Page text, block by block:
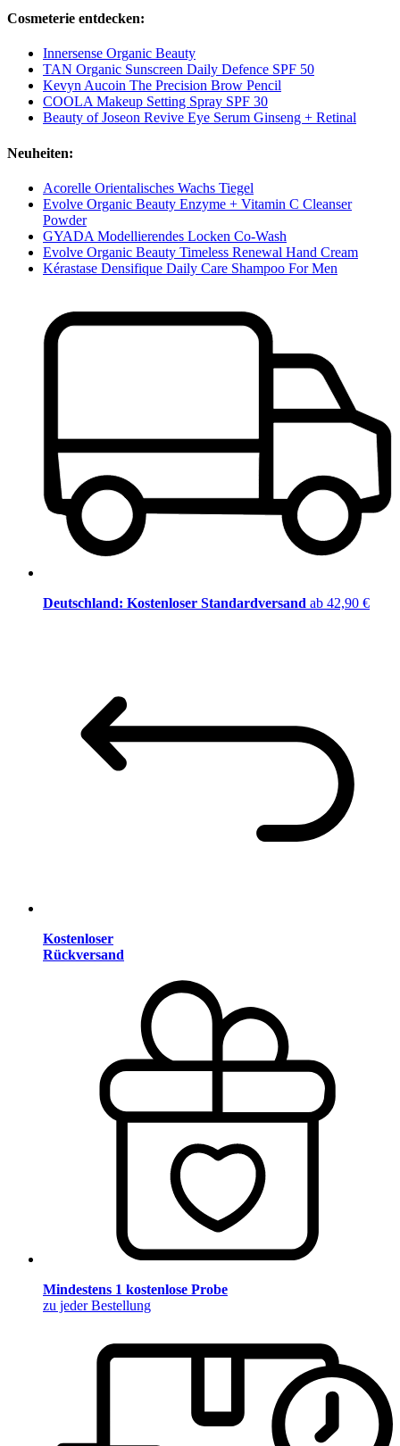
Cosmeterie entdecken:
Innersense Organic Beauty
TAN Organic Sunscreen Daily Defence SPF 50
Kevyn Aucoin The Precision Brow Pencil
COOLA Makeup Setting Spray SPF 30
Beauty of Joseon Revive Eye Serum Ginseng + Retinal
Neuheiten:
Acorelle Orientalisches Wachs Tiegel
Evolve Organic Beauty Enzyme + Vitamin C Cleanser
Powder
GYADA Modellierendes Locken Co-Wash
Evolve Organic Beauty Timeless Renewal Hand Cream
Kérastase Densifique Daily Care Shampoo For Men
Deutschland: Kostenloser Standardversand ab 42,90 €
Kostenloser
Rückversand
Mindestens 1 kostenlose Probe
zu jeder Bestellung